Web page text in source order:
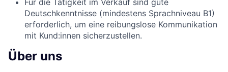
Deutschkenntnisse (mindestens Sprachniveau B1)
erforderlich, um eine reibungslose Kommunikation
mit Kund:innen sicherzustellen.
Über uns